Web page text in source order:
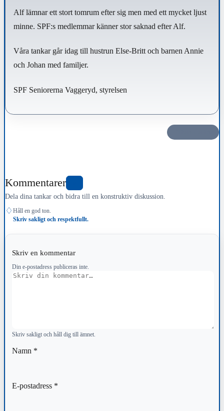
Alf lämnar ett stort tomrum efter sig men med ett mycket ljust
minne. SPF:s medlemmar känner stor saknad efter Alf.
Våra tankar går idag till hustrun Else-Britt och barnen Annie
och Johan med familjer.
SPF Seniorerna Vaggeryd, styrelsen
Kommentarer
Dela dina tankar och bidra till en konstruktiv diskussion.
♢ Håll en god ton.
Skriv sakligt och respektfullt.
Skriv en kommentar
Din e-postadress publiceras inte.
Kommentar
Skriv sakligt och håll dig till ämnet.
Namn *
E-postadress *